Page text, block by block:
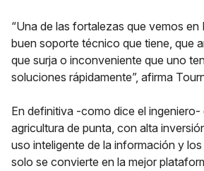
“Una de las fortalezas que vemos en
buen soporte técnico que tiene, que
que surja o inconveniente que uno
soluciones rápidamente”, afirma
En definitiva -como dice el ingeniero-
agricultura de punta, con alta
uso inteligente de la información y
solo se convierte en la mejor